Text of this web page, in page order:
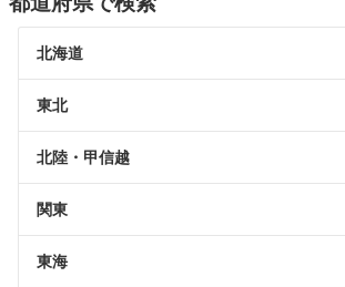
北海道
東北
北陸・甲信越
関東
東海